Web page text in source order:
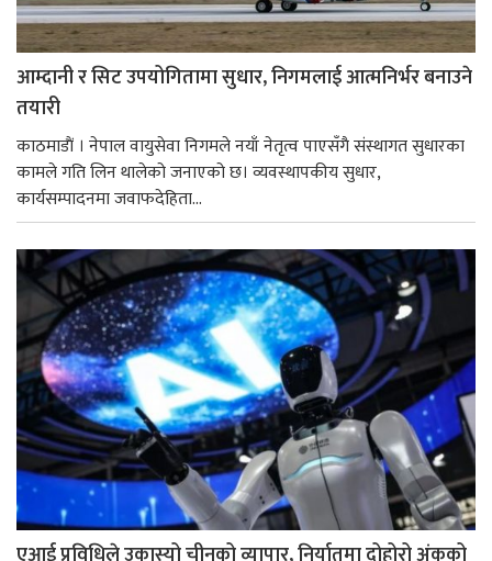
आम्दानी र सिट उपयोगितामा सुधार, निगमलाई आत्मनिर्भर बनाउने
तयारी
काठमाडाैं । नेपाल वायुसेवा निगमले नयाँ नेतृत्व पाएसँगै संस्थागत सुधारका
कामले गति लिन थालेको जनाएको छ। व्यवस्थापकीय सुधार,
कार्यसम्पादनमा जवाफदेहिता...